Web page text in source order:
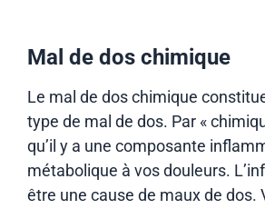
Mal de dos chimique
Le mal de dos chimique
type de mal de dos. Par «
qu’il y a une composante
métabolique à vos douleurs.
être une cause de maux de dos.